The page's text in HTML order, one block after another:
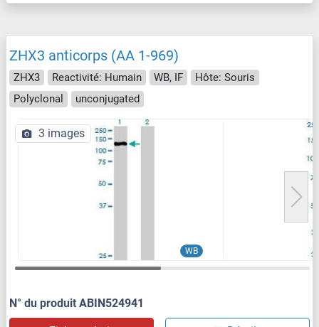
ZHX3 anticorps (AA 1-969)
ZHX3 Reactivité: Humain WB, IF
Hôte: Souris
Polyclonal
unconjugated
WB
3 images
N° du produit ABIN524941